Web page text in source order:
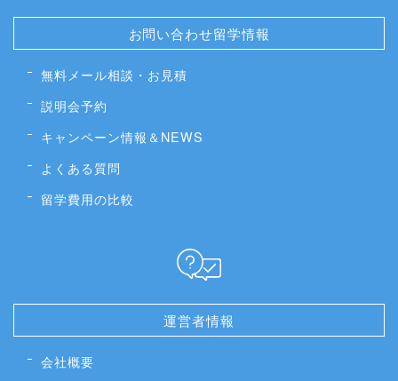
お問い合わせ留学情報
無料メール相談・お見積
説明会予約
キャンペーン情報＆NEWS
よくある質問
留学費用の比較
運営者情報
会社概要